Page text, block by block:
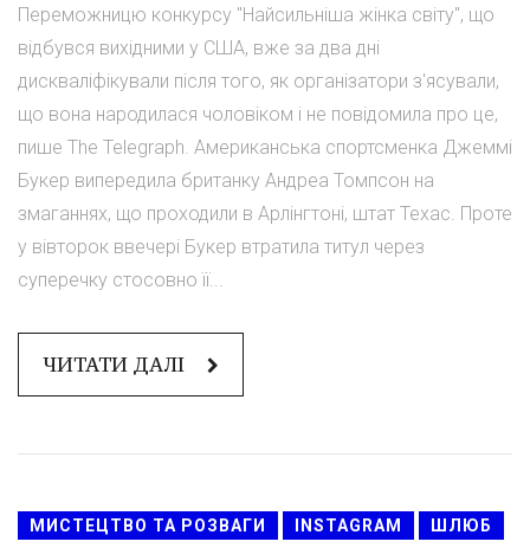
Переможницю конкурсу "Найсильніша жінка світу", що
відбувся вихідними у США, вже за два дні
дискваліфікували після того, як організатори з'ясували,
що вона народилася чоловіком і не повідомила про це,
пише The Telegraph. Американська спортсменка Джеммі
Букер випередила британку Андреа Томпсон на
змаганнях, що проходили в Арлінгтоні, штат Техас. Проте
у вівторок ввечері Букер втратила титул через
суперечку стосовно її...
ЧИТАТИ ДАЛІ
МИСТЕЦТВО ТА РОЗВАГИ INSTAGRAM ШЛЮБ